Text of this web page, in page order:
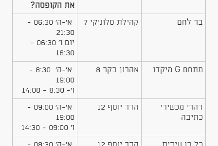
את הקופסה?
בר לחם קהילת סלוניקי 7
א'-ה' 06:30 -
21:30
יום ו' 06:30 -
16:30
מתחם G מיקדו אהרון בקר 8
א'-ה' 8:30 -
19:00
ו'- 8:30 - 14:00
דהרי מכשירי
כתיבה
הדר יוסף 12
א'-ה' 09:00 -
19:00
ו' 09:00 - 14:30